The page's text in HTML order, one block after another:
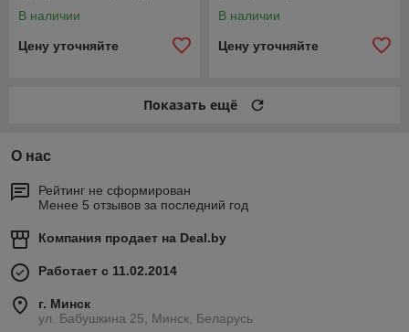
2360222304061
В наличии
Цену уточняйте
В наличии
Цену уточняйте
Показать ещё
О нас
Рейтинг не сформирован
Менее 5 отзывов за последний год
Компания продает на Deal.by
Работает с 11.02.2014
г. Минск
ул. Бабушкина 25, Минск, Беларусь